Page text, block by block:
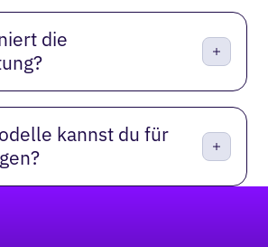
die
kannst du für